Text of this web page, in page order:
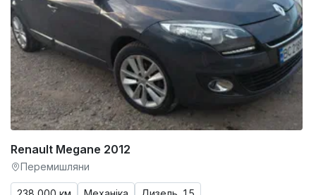
Renault Megane 2012
Перемишляни